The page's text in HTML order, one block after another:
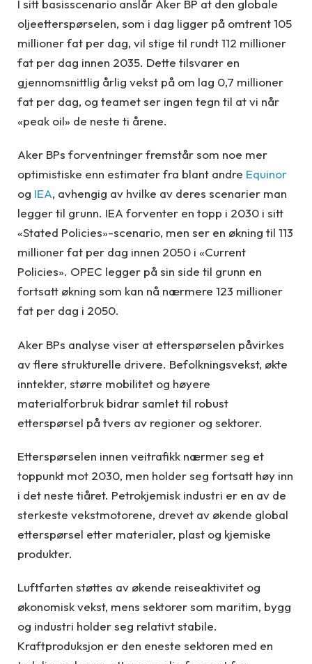
I sitt basisscenario anslår Aker BP at den globale
oljeetterspørselen, som i dag ligger på omtrent 105
millioner fat per dag, vil stige til rundt 112 millioner
fat per dag innen 2035. Dette tilsvarer en
gjennomsnittlig årlig vekst på om lag 0,7 millioner
fat per dag, og teamet ser ingen tegn til at vi når
«peak oil» de neste ti årene.
Aker BPs forventninger fremstår som noe mer
optimistiske enn estimater fra blant andre Equinor
og IEA, avhengig av hvilke av deres scenarier man
legger til grunn. IEA forventer en topp i 2030 i sitt
«Stated Policies»-scenario, men ser en økning til 113
millioner fat per dag innen 2050 i «Current
Policies». OPEC legger på sin side til grunn en
fortsatt økning som kan nå nærmere 123 millioner
fat per dag i 2050.
Aker BPs analyse viser at etterspørselen påvirkes
av flere strukturelle drivere. Befolkningsvekst, økte
inntekter, større mobilitet og høyere
materialforbruk bidrar samlet til robust
etterspørsel på tvers av regioner og sektorer.
Etterspørselen innen veitrafikk nærmer seg et
toppunkt mot 2030, men holder seg fortsatt høy inn
i det neste tiåret. Petrokjemisk industri er en av de
sterkeste vekstmotorene, drevet av økende global
etterspørsel etter materialer, plast og kjemiske
produkter.
Luftfarten støttes av økende reiseaktivitet og
økonomisk vekst, mens sektorer som maritim, bygg
og industri holder seg relativt stabile.
Kraftproduksjon er den eneste sektoren med en